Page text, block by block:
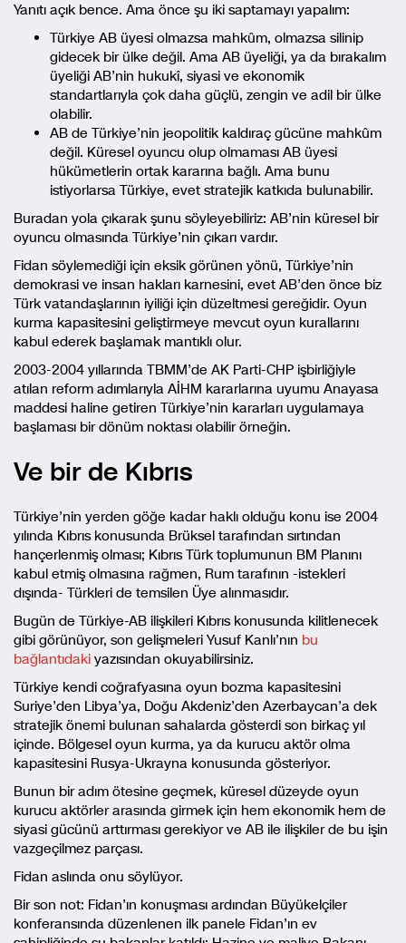
Yanıtı açık bence. Ama önce şu iki saptamayı yapalım:
Türkiye AB üyesi olmazsa mahkûm, olmazsa silinip
gidecek bir ülke değil. Ama AB üyeliği, ya da bırakalım
üyeliği AB’nin hukukî, siyasi ve ekonomik
standartlarıyla çok daha güçlü, zengin ve adil bir ülke
olabilir.
AB de Türkiye’nin jeopolitik kaldıraç gücüne mahkûm
değil. Küresel oyuncu olup olmaması AB üyesi
hükümetlerin ortak kararına bağlı. Ama bunu
istiyorlarsa Türkiye, evet stratejik katkıda bulunabilir.
Buradan yola çıkarak şunu söyleyebiliriz: AB’nin küresel bir
oyuncu olmasında Türkiye’nin çıkarı vardır.
Fidan söylemediği için eksik görünen yönü, Türkiye’nin
demokrasi ve insan hakları karnesini, evet AB’den önce biz
Türk vatandaşlarının iyiliği için düzeltmesi gereğidir. Oyun
kurma kapasitesini geliştirmeye mevcut oyun kurallarını
kabul ederek başlamak mantıklı olur.
2003-2004 yıllarında TBMM’de AK Parti-CHP işbirliğiyle
atılan reform adımlarıyla AİHM kararlarına uyumu Anayasa
maddesi haline getiren Türkiye’nin kararları uygulamaya
başlaması bir dönüm noktası olabilir örneğin.
Ve bir de Kıbrıs
Türkiye’nin yerden göğe kadar haklı olduğu konu ise 2004
yılında Kıbrıs konusunda Brüksel tarafından sırtından
hançerlenmiş olması; Kıbrıs Türk toplumunun BM Planını
kabul etmiş olmasına rağmen, Rum tarafının -istekleri
dışında- Türkleri de temsilen Üye alınmasıdır.
Bugün de Türkiye-AB ilişkileri Kıbrıs konusunda kilitlenecek
gibi görünüyor, son gelişmeleri Yusuf Kanlı’nın bu
bağlantıdaki yazısından okuyabilirsiniz.
Türkiye kendi coğrafyasına oyun bozma kapasitesini
Suriye’den Libya’ya, Doğu Akdeniz’den Azerbaycan’a dek
stratejik önemi bulunan sahalarda gösterdi son birkaç yıl
içinde. Bölgesel oyun kurma, ya da kurucu aktör olma
kapasitesini Rusya-Ukrayna konusunda gösteriyor.
Bunun bir adım ötesine geçmek, küresel düzeyde oyun
kurucu aktörler arasında girmek için hem ekonomik hem de
siyasi gücünü arttırması gerekiyor ve AB ile ilişkiler de bu işin
vazgeçilmez parçası.
Fidan aslında onu söylüyor.
Bir son not: Fidan’ın konuşması ardından Büyükelçiler
konferansında düzenlenen ilk panele Fidan’ın ev